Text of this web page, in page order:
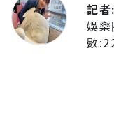
記
娛樂
數: